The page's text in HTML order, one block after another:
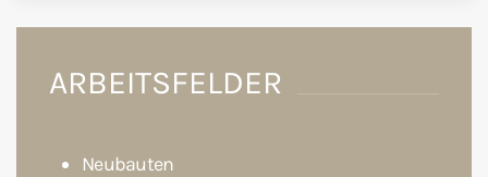
ARBEITSFELDER
Neubauten